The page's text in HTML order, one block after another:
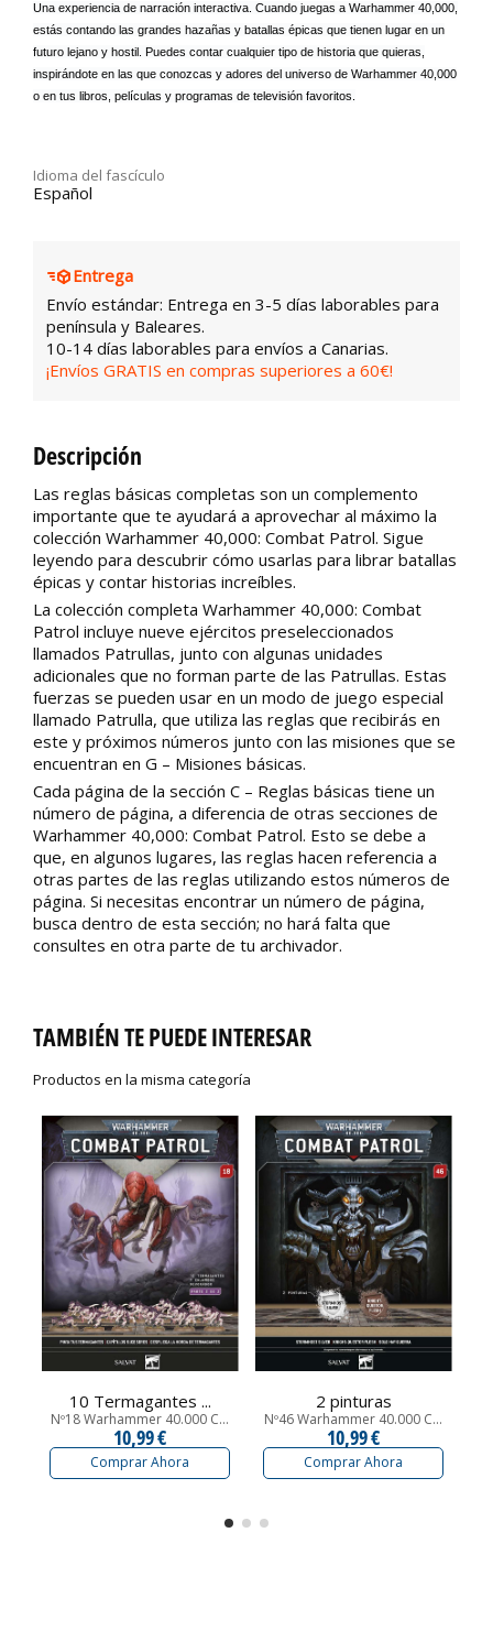
Una experiencia de narración interactiva. Cuando juegas a Warhammer 40,000,
estás contando las grandes hazañas y batallas épicas que tienen lugar en un
futuro lejano y hostil. Puedes contar cualquier tipo de historia que quieras,
inspirándote en las que conozcas y adores del universo de Warhammer 40,000
o en tus libros, películas y programas de televisión favoritos.
Idioma del fascículo
Español
Entrega
Envío estándar: Entrega en 3-5 días laborables para
península y Baleares.
10-14 días laborables para envíos a Canarias.
¡Envíos GRATIS en compras superiores a 60€!
Descripción
Las reglas básicas completas son un complemento
importante que te ayudará a aprovechar al máximo la
colección Warhammer 40,000: Combat Patrol. Sigue
leyendo para descubrir cómo usarlas para librar batallas
épicas y contar historias increíbles.
La colección completa Warhammer 40,000: Combat
Patrol incluye nueve ejércitos preseleccionados
llamados Patrullas, junto con algunas unidades
adicionales que no forman parte de las Patrullas. Estas
fuerzas se pueden usar en un modo de juego especial
llamado Patrulla, que utiliza las reglas que recibirás en
este y próximos números junto con las misiones que se
encuentran en G – Misiones básicas.
Cada página de la sección C – Reglas básicas tiene un
número de página, a diferencia de otras secciones de
Warhammer 40,000: Combat Patrol. Esto se debe a
que, en algunos lugares, las reglas hacen referencia a
otras partes de las reglas utilizando estos números de
página. Si necesitas encontrar un número de página,
busca dentro de esta sección; no hará falta que
consultes en otra parte de tu archivador.
TAMBIÉN TE PUEDE INTERESAR
Productos en la misma categoría
10 Termagantes ...
Nº18 Warhammer 40.000 C...
10,99 €
Comprar Ahora
2 pinturas
Nº46 Warhammer 40.000 C...
10,99 €
Comprar Ahora